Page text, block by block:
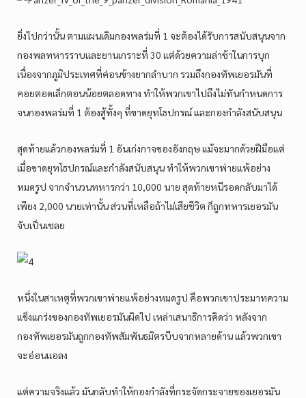
ยิ่งไปกว่านั้น ตามแผนเดิมกองพลร่มที่ 1 จะต้องได้รับการสนับสนุนจาก
กองพลทหารราบและยานเกราะที่ 30 แต่ด้วยความล่าช้าในการบุก
เนื่องจากภูมิประเทศที่ค่อนข้างยากลำบาก รวมถึงกองทัพเยอรมันที่
คอยตอดเล็กตอนน้อยตลอดทาง ทำให้พวกเขาไปถึงไม่ทันกำหนดการ
จนกองพลร่มที่ 1 ต้องสู้ทั้งๆ ที่ขาดยุทโธปกรณ์ และกองกำลังสนับสนุน
สุดท้ายแล้วกองพลร่มที่ 1 อันเก่งกาจของอังกฤษ แม้จะมากด้วยฝีมือแต่
เมื่อขาดยุทโธปกรณ์และกำลังสนับสนุน ทำให้พวกเขาพ่ายแพ้อย่าง
หมดรูป จากจำนวนทหารกว่า 10,000 นาย สุดท้ายหนีรอดกลับมาได้
เพียง 2,000 นายเท่านั้น ส่วนที่เหลือถ้าไม่เสียชีวิต ก็ถูกทหารเยอรมัน
จับเป็นเชลย
หนึ่งในสาเหตุที่พวกเขาพ่ายแพ้อย่างหมดรูป คือพวกเขาประมาทความ
แข็งแกร่งของกองทัพเยอรมันผิดไป เหล่าเสนาธิการคิดว่า หลังจาก
กองทัพเยอรมันถูกกองทัพสัมพันธมิตรบีบจากหลายด้าน แล้วพวกเขา
จะอ่อนแอลง
แต่ความจริงแล้ว มันกลับทำให้กองกำลังที่กระจัดกระจายของเยอรมัน